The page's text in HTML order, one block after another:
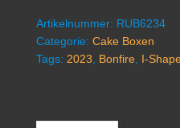
Artikelnummer: RUB6234
Categorie: Cake Boxen
Tags: 2023 Bonfire I-